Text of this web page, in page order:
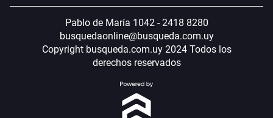
Pablo de María 1042 - 2418 8280
busquedaonline@busqueda.com.uy
Copyright busqueda.com.uy 2024 Todos los
derechos reservados